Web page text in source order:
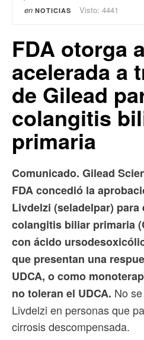
en NOTICIAS Visto: 4441
FDA otorga
acelerada a
de Gilead
colangitis
primaria
Comunicado. Gilead
FDA concedió la
Livdelzi (seladelpar)
colangitis biliar primaria
con ácido
que presentan una
UDCA, o como
no toleran el UDCA. No
Livdelzi en personas que
cirrosis descompensada.